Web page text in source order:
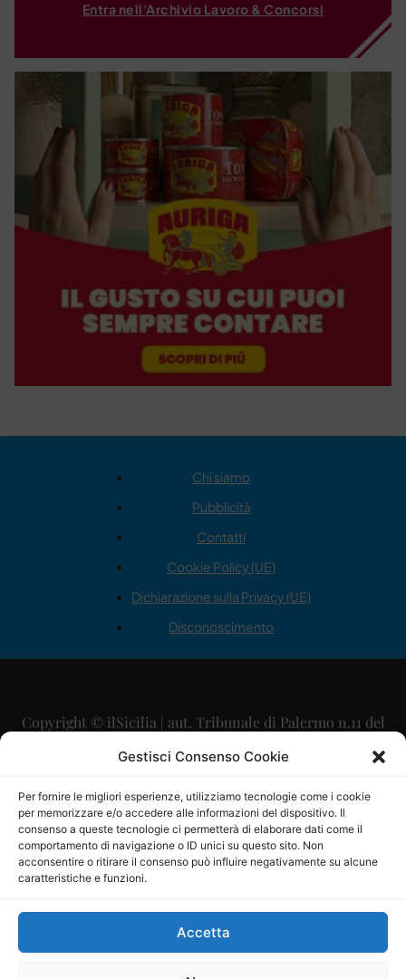
Gestisci Consenso Cookie
Per fornire le migliori esperienze, utilizziamo tecnologie come i cookie
per memorizzare e/o accedere alle informazioni del dispositivo. Il
consenso a queste tecnologie ci permetterà di elaborare dati come il
comportamento di navigazione o ID unici su questo sito. Non
acconsentire o ritirare il consenso può influire negativamente su alcune
caratteristiche e funzioni.
Accetta
Entra nell'Archivio Lavoro & Concorsi
Chi siamo
Pubblicità
Contatti
Cookie Policy (UE)
Dichiarazione sulla Privacy (UE)
Disconoscimento
Copyright © ilSicilia | aut. Tribunale di Palermo n.11 del
29/09/2015
Direttore Editoriale: Maurizio Scaglione
Direttore Responsabile: Maria Calabrese
P.IVA: 06334930820
Mercurio Comunicazione Società Cooperativa a r.l. è